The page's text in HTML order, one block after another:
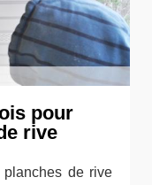
pour
rive
planches de rive